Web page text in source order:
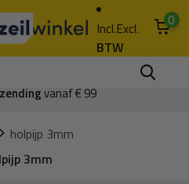
Incl.Excl.
BTW
0
vanaf € 99
holpijp 3mm
3mm